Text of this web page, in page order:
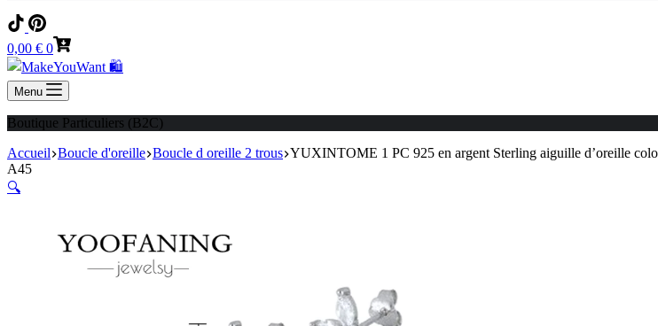
Panier
d’achat
0,00 € 0
Menu
Boutique Particuliers (B2C)
Accueil Boucle d'oreille Boucle d oreille 2 trous YUXINTOME 1 PC 925 en argent Sterling aiguille d’oreille
A45
🔍